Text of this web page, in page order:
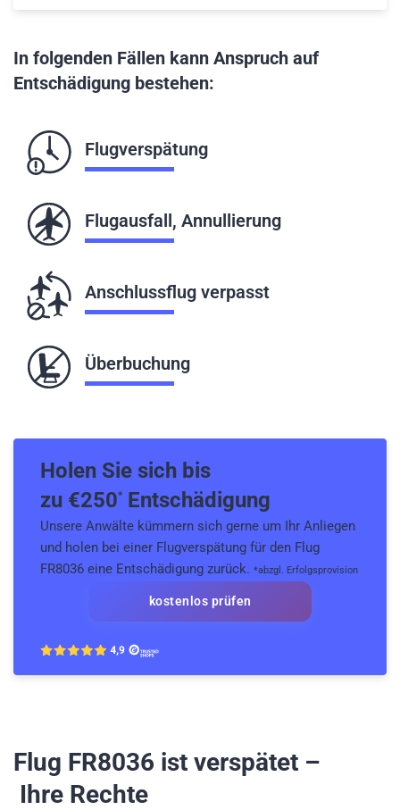
In folgenden Fällen kann Anspruch auf
Entschädigung bestehen:
Flugverspätung
Flugausfall, Annullierung
Anschlussflug verpasst
Überbuchung
Holen Sie sich bis
zu €250*Entschädigung
Unsere Anwälte kümmern sich gerne um Ihr Anliegen
und holen bei einer Flugverspätung für den Flug
FR8036 eine Entschädigung zurück. *abzgl. Erfolgsprovision
kostenlos prüfen
Flug FR8036 ist verspätet –
Ihre Rechte